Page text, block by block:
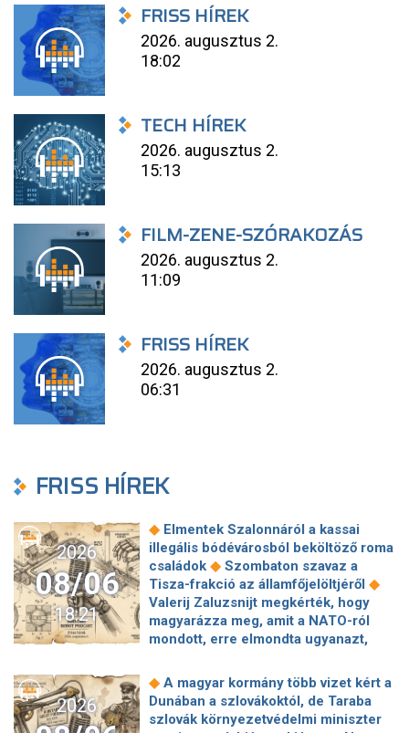
FRISS HÍREK
2026. augusztus 2.
18:02
TECH HÍREK
2026. augusztus 2.
15:13
FILM-ZENE-SZÓRAKOZÁS
2026. augusztus 2.
11:09
FRISS HÍREK
2026. augusztus 2.
06:31
FRISS HÍREK
2026
08/06
18:21
◆ Elmentek Szalonnáról a kassai
illegális bódévárosból beköltöző roma
családok ◆ Szombaton szavaz a
Tisza-frakció az államfőjelöltjéről ◆
Valerij Zaluzsnijt megkérték, hogy
magyarázza meg, amit a NATO-ról
mondott, erre elmondta ugyanazt,
kötött szerződéseket a HM cége a
Lounge Eventtel, a miniszter
feljelentést tett
◆Orbán Anita
2026
◆ A magyar kormány több vizet kért a
Dunában a szlovákoktól, de Taraba
szlovák környezetvédelmi miniszter